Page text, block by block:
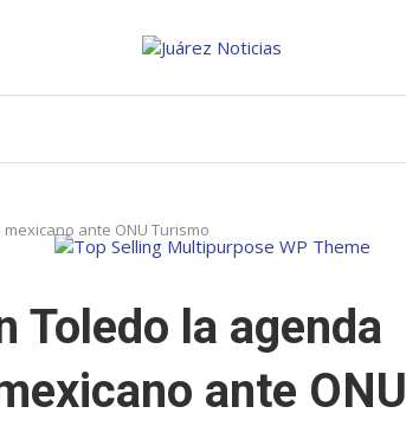
ante ONU Turismo
Toledo la agenda
ante ONU